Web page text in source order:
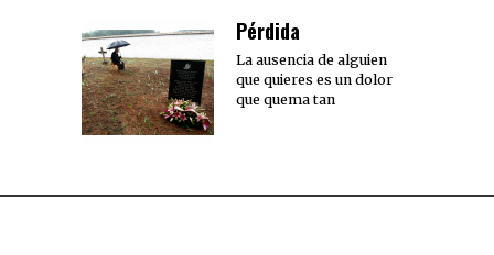
Pérdida
La ausencia de alguien
que quieres es un dolor
que quema tan